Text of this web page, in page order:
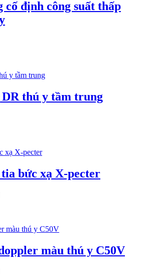
cố định công suất thấp
thú y tầm trung
bức xạ X-pecter
màu thú y C50V